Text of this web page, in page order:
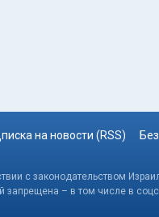
на новости (RSS)
с законодательством
– в том числе в